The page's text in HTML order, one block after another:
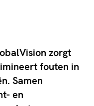
zorgt
fouten in
Samen
en